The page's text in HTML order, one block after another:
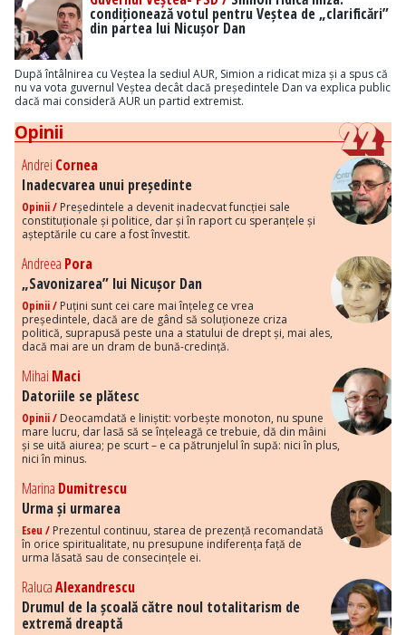
condiționează votul pentru Veștea de „clarificări”
din partea lui Nicușor Dan
După întâlnirea cu Veștea la sediul AUR, Simion a ridicat miza și a spus că
nu va vota guvernul Veștea decât dacă președintele Dan va explica public
dacă mai consideră AUR un partid extremist.
Opinii
Andrei Cornea
Inadecvarea unui președinte
Opinii / Președintele a devenit inadecvat funcției sale
constituționale și politice, dar și în raport cu speranțele și
așteptările cu care a fost învestit.
Andreea Pora
„Savonizarea” lui Nicușor Dan
Opinii / Puțini sunt cei care mai înțeleg ce vrea
președintele, dacă are de gând să soluționeze criza
politică, suprapusă peste una a statului de drept și, mai ales,
dacă mai are un dram de bună-credință.
Mihai Maci
Datoriile se plătesc
Opinii / Deocamdată e liniștit: vorbește monoton, nu spune
mare lucru, dar lasă să se înțeleagă ce trebuie, dă din mâini
și se uită aiurea; pe scurt – e ca pătrunjelul în supă: nici în plus,
nici în minus.
Marina Dumitrescu
Urma și urmarea
Eseu / Prezentul continuu, starea de prezență recomandată
în orice spiritualitate, nu presupune indiferența față de
urma lăsată sau de consecințele ei.
RalucaAlexandrescu
Drumul de la școală către noul totalitarism de
extremă dreaptă